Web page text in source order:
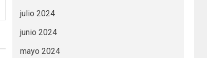
julio 2024
junio 2024
mayo 2024